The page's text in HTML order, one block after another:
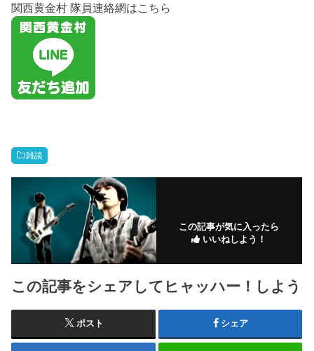
関西黄金村 隊員連絡網はこちら
雑談
この記事が気に入ったら
いいねしよう！
この記事をシェアしてヒャッハー！しよう
ポスト シェア